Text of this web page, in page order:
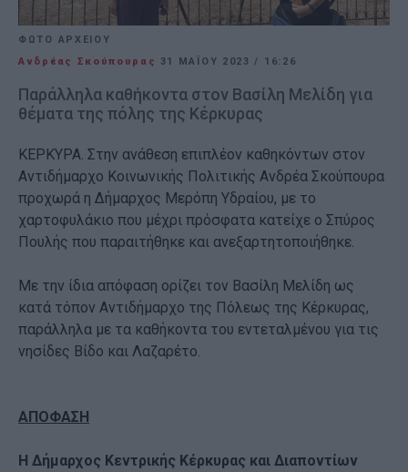
ΦΩΤΟ ΑΡΧΕΙΟΥ
Ανδρέας Σκούπουρας
31 ΜΑΪ́ΟΥ 2023/ 16:26
Παράλληλα καθήκοντα στον Βασίλη Μελίδη για
θέματα της πόλης της Κέρκυρας
ΚΕΡΚΥΡΑ. Στην ανάθεση επιπλέον καθηκόντων στον
Αντιδήμαρχο Κοινωνικής Πολιτικής Ανδρέα Σκούπουρα
προχωρά η Δήμαρχος Μερόπη Υδραίου, με το
χαρτοφυλάκιο που μέχρι πρόσφατα κατείχε ο Σπύρος
Πουλής που παραιτήθηκε και ανεξαρτητοποιήθηκε.
Με την ίδια απόφαση ορίζει τον Βασίλη Μελίδη ως
κατά τόπον Αντιδήμαρχο της Πόλεως της Κέρκυρας,
παράλληλα με τα καθήκοντα του εντεταλμένου για τις
νησίδες Βίδο και Λαζαρέτο.
ΑΠΟΦΑΣΗ
Η Δήμαρχος Κεντρικής Κέρκυρας και Διαποντίων